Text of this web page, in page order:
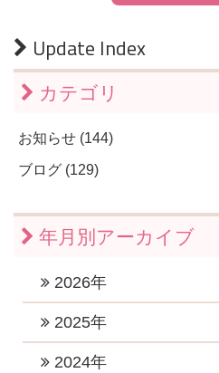
Update Index
カテゴリ
お知らせ (144)
ブログ (129)
年月別アーカイブ
2026年
2026年7月 (1)
2025年
2025年11月 (1)
2024年